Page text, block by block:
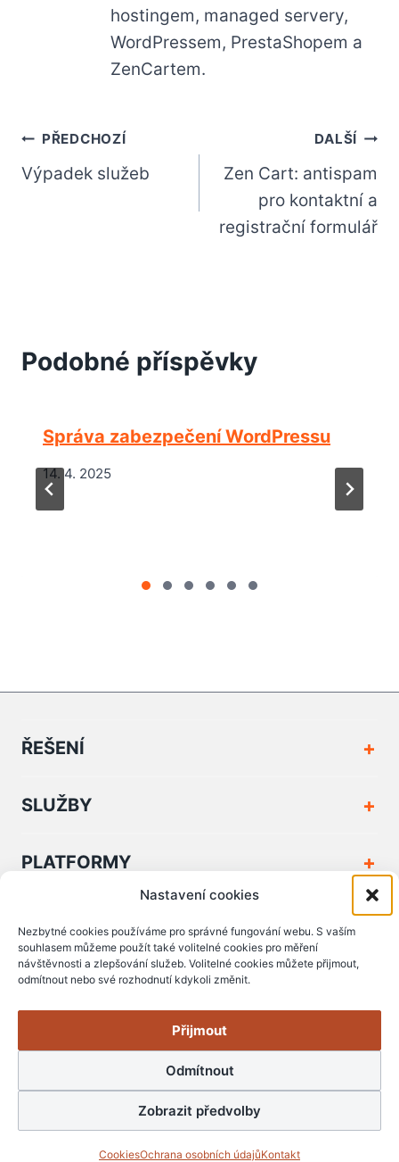
Nastavení cookies
Nezbytné cookies používáme pro správné fungování webu. S vaším
souhlasem můžeme použít také volitelné cookies pro měření
návštěvnosti a zlepšování služeb. Volitelné cookies můžete přijmout,
odmítnout nebo své rozhodnutí kdykoli změnit.
Přijmout
Odmítnout
Zobrazit předvolby
CookiesOchrana osobních údajůKontakt
hostingem, managed servery,
WordPressem, PrestaShopem a
ZenCartem.
Navigace
pro
PŘEDCHOZÍ
Výpadek služeb
DALŠÍ
Zen Cart: antispam
pro kontaktní a
registrační formulář
Podobné příspěvky
Správa zabezpečení WordPressu
14. 4. 2025
ŘEŠENÍ
SLUŽBY
PLATFORMY
PODPORA A DOKUMENTY
© Copyright 2006 - 2026 Zserver s.r.o.
RSS staň se fanouškem